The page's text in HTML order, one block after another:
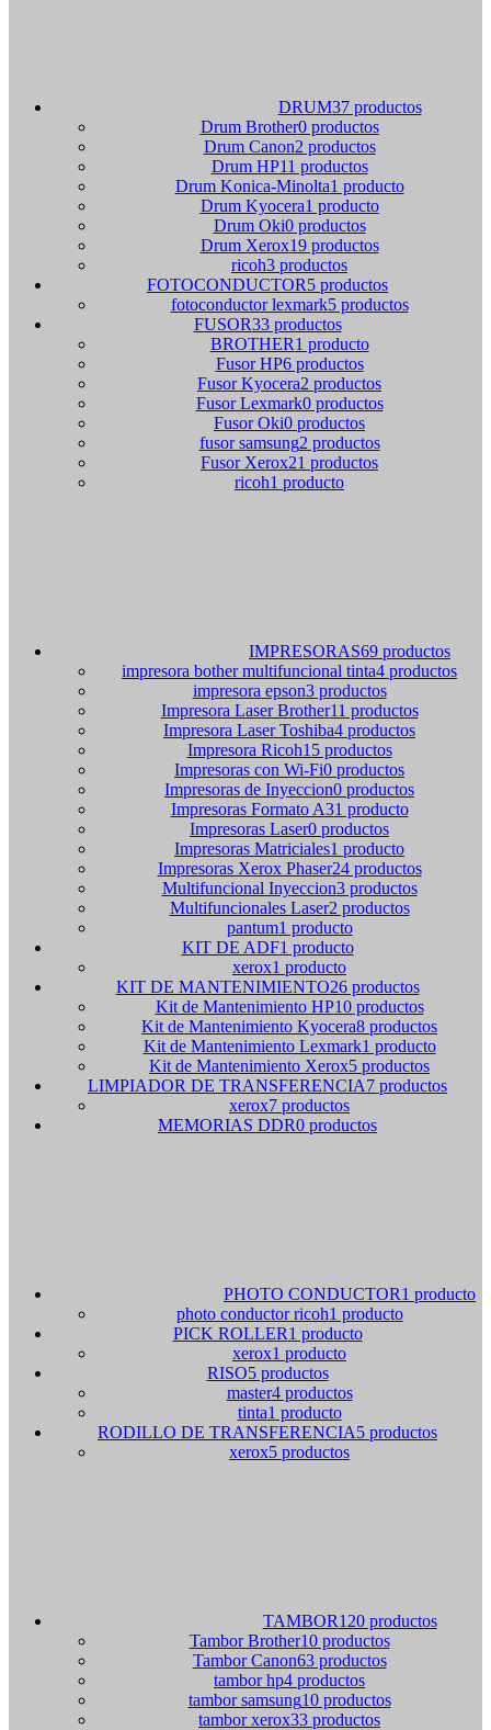
DRUM37 productos
Drum Brother0 productos
Drum Canon2 productos
Drum HP11 productos
Drum Konica-Minolta1 producto
Drum Kyocera1 producto
Drum Oki0 productos
Drum Xerox19 productos
ricoh3 productos
FOTOCONDUCTOR5 productos
fotoconductor lexmark5 productos
FUSOR33 productos
BROTHER1 producto
Fusor HP6 productos
Fusor Kyocera2 productos
Fusor Lexmark0 productos
Fusor Oki0 productos
fusor samsung2 productos
Fusor Xerox21 productos
ricoh1 producto
IMPRESORAS69 productos
impresora bother multifuncional tinta4 productos
impresora epson3 productos
Impresora Laser Brother11 productos
Impresora Laser Toshiba4 productos
Impresora Ricoh15 productos
Impresoras con Wi-Fi0 productos
Impresoras de Inyeccion0 productos
Impresoras Formato A31 producto
Impresoras Laser0 productos
Impresoras Matriciales1 producto
Impresoras Xerox Phaser24 productos
Multifuncional Inyeccion3 productos
Multifuncionales Laser2 productos
pantum1 producto
KIT DE ADF1 producto
xerox1 producto
KIT DE MANTENIMIENTO26 productos
Kit de Mantenimiento HP10 productos
Kit de Mantenimiento Kyocera8 productos
Kit de Mantenimiento Lexmark1 producto
Kit de Mantenimiento Xerox5 productos
LIMPIADOR DE TRANSFERENCIA7 productos
xerox7 productos
MEMORIAS DDR0 productos
PHOTO CONDUCTOR1 producto
photo conductor ricoh1 producto
PICK ROLLER1 producto
xerox1 producto
RISO5 productos
master4 productos
tinta1 producto
RODILLO DE TRANSFERENCIA5 productos
xerox5 productos
TAMBOR120 productos
Tambor Brother10 productos
Tambor Canon63 productos
tambor hp4 productos
tambor samsung10 productos
tambor xerox33 productos